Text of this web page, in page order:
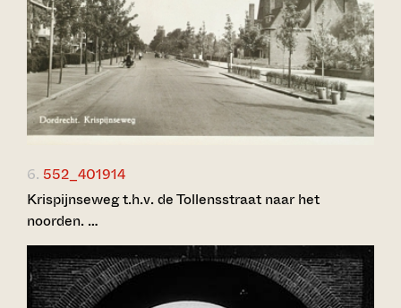
6. 552_401914
Krispijnseweg t.h.v. de Tollensstraat naar het
noorden. …